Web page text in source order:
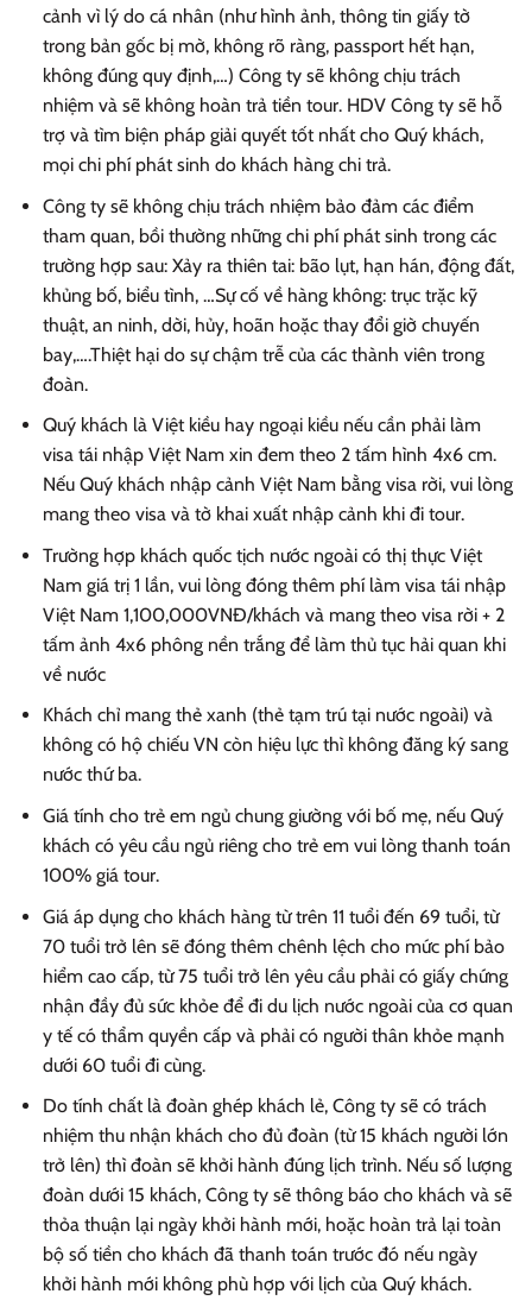
cảnh vì lý do cá nhân (như hình ảnh, thông tin giấy tờ
trong bản gốc bị mờ, không rõ ràng, passport hết hạn,
không đúng quy định,…) Công ty sẽ không chịu trách
nhiệm và sẽ không hoàn trả tiền tour. HDV Công ty sẽ hỗ
trợ và tìm biện pháp giải quyết tốt nhất cho Quý khách,
mọi chi phí phát sinh do khách hàng chi trả.
Công ty sẽ không chịu trách nhiệm bảo đảm các điểm
tham quan, bồi thường những chi phí phát sinh trong các
trường hợp sau: Xảy ra thiên tai: bão lụt, hạn hán, động đất,
khủng bố, biểu tình, …Sự cố về hàng không: trục trặc kỹ
thuật, an ninh, dời, hủy, hoãn hoặc thay đổi giờ chuyến
bay,….Thiệt hại do sự chậm trễ của các thành viên trong
đoàn.
Quý khách là Việt kiều hay ngoại kiều nếu cần phải làm
visa tái nhập Việt Nam xin đem theo 2 tấm hình 4x6 cm.
Nếu Quý khách nhập cảnh Việt Nam bằng visa rời, vui lòng
mang theo visa và tờ khai xuất nhập cảnh khi đi tour.
Trường hợp khách quốc tịch nước ngoài có thị thực Việt
Nam giá trị 1 lần, vui lòng đóng thêm phí làm visa tái nhập
Việt Nam 1,100,000VNĐ/khách và mang theo visa rời + 2
tấm ảnh 4x6 phông nền trắng để làm thủ tục hải quan khi
về nước
Khách chỉ mang thẻ xanh (thẻ tạm trú tại nước ngoài) và
không có hộ chiếu VN còn hiệu lực thì không đăng ký sang
nước thứ ba.
Giá tính cho trẻ em ngủ chung giường với bố mẹ, nếu Quý
khách có yêu cầu ngủ riêng cho trẻ em vui lòng thanh toán
100% giá tour.
Giá áp dụng cho khách hàng từ trên 11 tuổi đến 69 tuổi, từ
70 tuổi trở lên sẽ đóng thêm chênh lệch cho mức phí bảo
hiểm cao cấp, từ 75 tuổi trở lên yêu cầu phải có giấy chứng
nhận đầy đủ sức khỏe để đi du lịch nước ngoài của cơ quan
y tế có thẩm quyền cấp và phải có người thân khỏe mạnh
dưới 60 tuổi đi cùng.
Do tính chất là đoàn ghép khách lẻ, Công ty sẽ có trách
nhiệm thu nhận khách cho đủ đoàn (từ 15 khách người lớn
trở lên) thì đoàn sẽ khởi hành đúng lịch trình. Nếu số lượng
đoàn dưới 15 khách, Công ty sẽ thông báo cho khách và sẽ
thỏa thuận lại ngày khởi hành mới, hoặc hoàn trả lại toàn
bộ số tiền cho khách đã thanh toán trước đó nếu ngày
khởi hành mới không phù hợp với lịch của Quý khách.